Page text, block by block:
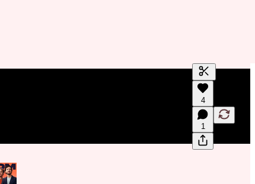
Genereer
Een
en bewerken
4
1